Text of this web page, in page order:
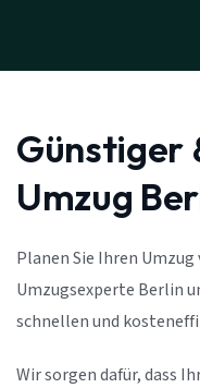
Günstiger
Umzug
Planen Sie Ihren
Umzugsexperte Berlin
schnellen und
Wir sorgen dafür, dass